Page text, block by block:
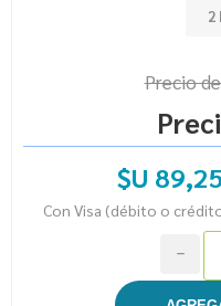
2
Precio
$U
Con Visa (débito o
h